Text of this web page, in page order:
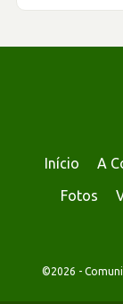
Início A
Fotos
©2026 -